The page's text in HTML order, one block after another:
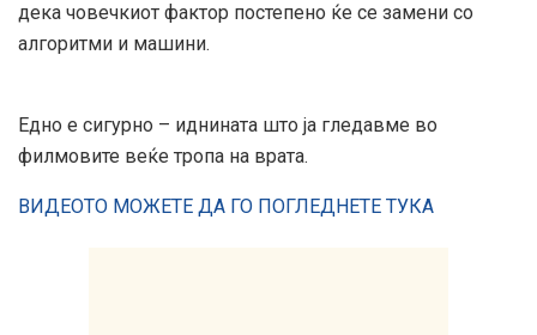
дека човечкиот фактор постепено ќе се замени со
алгоритми и машини.
Едно е сигурно – иднината што ја гледавме во
филмовите веќе тропа на врата.
ВИДЕОТО МОЖЕТЕ ДА ГО ПОГЛЕДНЕТЕ ТУКА